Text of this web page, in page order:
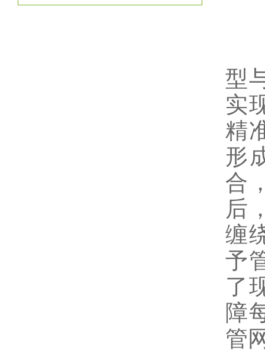
型
实
精
形
合
后
缠
予
了
障
管